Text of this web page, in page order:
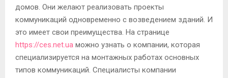
домов. Они желают реализовать проекты
коммуникаций одновременно с возведением зданий. И
это имеет свои преимущества. На странице
https://ces.net.ua можно узнать о компании, которая
специализируется на монтажных работах основных
типов коммуникаций. Специалисты компании